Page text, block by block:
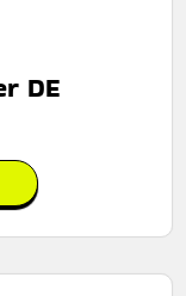
DE